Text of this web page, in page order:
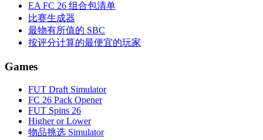
EA FC 26 组合包清单
比赛生成器
最物有所值的 SBC
按评分计算的最便宜的玩家
Games
FUT Draft Simulator
FC 26 Pack Opener
FUT Spins 26
Higher or Lower
物品挑选 Simulator